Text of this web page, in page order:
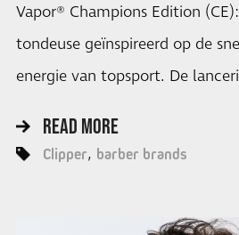
Vapor® Champions Edition
tondeuse geïnspireerd op de
energie van topsport. De
READ MORE
Clipper barber brands